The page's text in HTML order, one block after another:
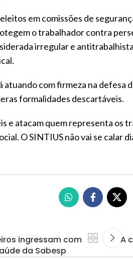
em comissões de
o trabalhador contra
irregular e
com firmeza na defesa
formalidades descartáveis.
e atacam quem representa os
O SINTIUS não vai se calar
ingressam com
da Sabesp
A